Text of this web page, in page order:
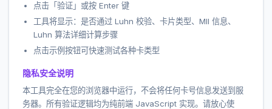
点击「验证」或按 Enter 键
工具将显示：是否通过 Luhn 校验、卡片类型、MII 信息、
Luhn 算法详细计算步骤
点击示例按钮可快速测试各种卡类型
隐私安全说明
本工具完全在您的浏览器中运行，不会将任何卡号信息发送到服
务器。所有验证逻辑均为纯前端 JavaScript 实现。请放心使